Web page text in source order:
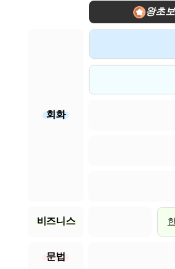
왕초보
회화
비즈니스
문법